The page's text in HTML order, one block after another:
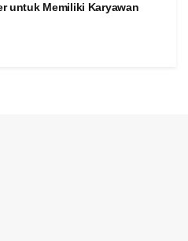
untuk Memiliki Karyawan